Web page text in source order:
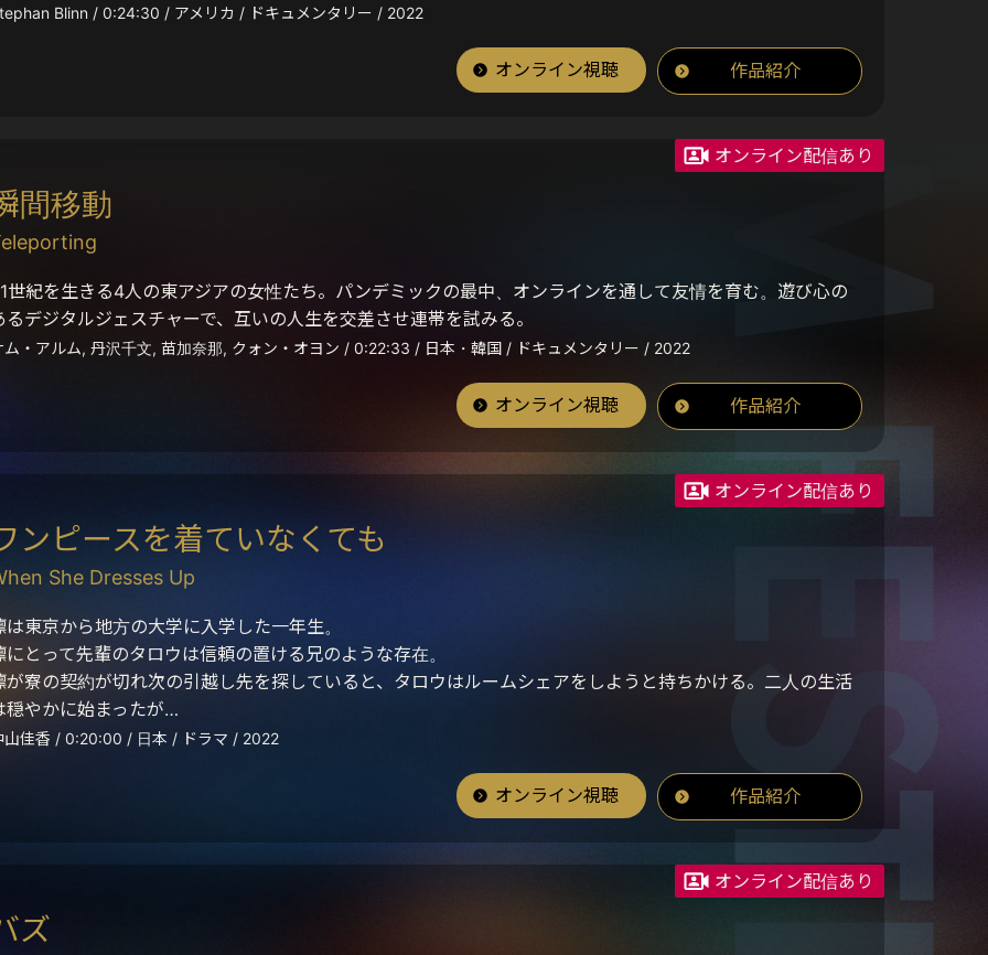
Blinn / 0:24:30 / アメリカ / ドキュメンタリー / 2022
オンライン視聴 作品紹介
オンライン配信あり
間移動
世紀を生きる4人の東アジアの女性たち。パンデミックの最中、オンラインを通して友情を育む。遊び心の
るデジタルジェスチャーで、互いの人生を交差させ連帯を試みる。
ム・アルム, 丹沢千文, 苗加奈那, クォン・オヨン / 0:22:33 / 日本・韓国 / ドキュメンタリー / 2022
オンライン視聴 作品紹介
オンライン配信あり
ンピースを着ていなくても
She Dresses Up
は東京から地方の大学に入学した一年生。
にとって先輩のタロウは信頼の置ける兄のような存在。
が寮の契約が切れ次の引越し先を探していると、タロウはルームシェアをしようと持ちかける。二人の生活
穏やかに始まったが…
山佳香 / 0:20:00 / 日本 / ドラマ / 2022
オンライン視聴 作品紹介
オンライン配信あり
ズ